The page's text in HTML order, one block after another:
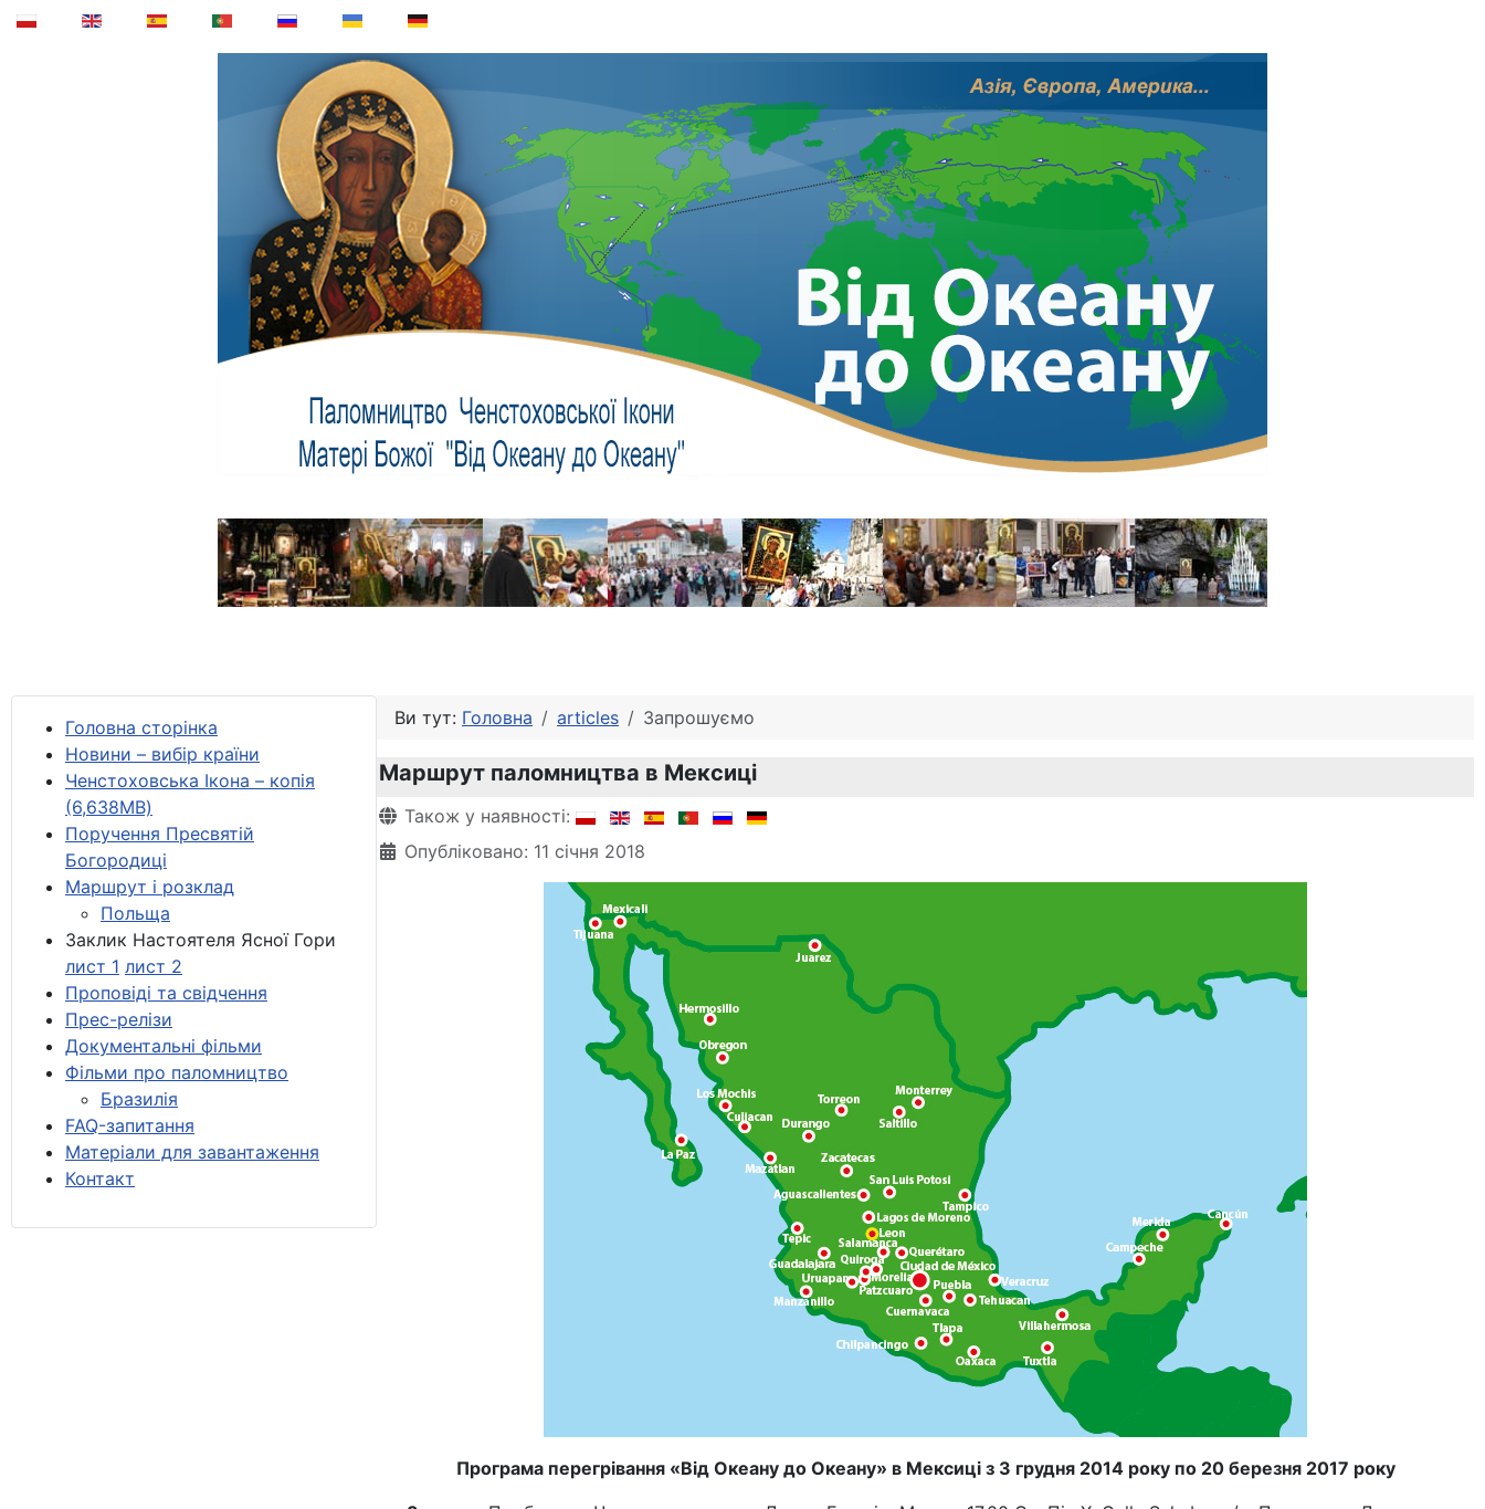
Головна сторінка
Новини – вибір країни
Ченстоховська Ікона – копія
(6,638MB)
Поручення Пресвятій
Богородиці
Маршрут і розклад
Польща
Заклик Настоятеля Ясної Гори
лист 1 лист 2
Проповіді та свідчення
Прес-релізи
Документальні фільми
Фільми про паломництво
Бразилія
FAQ-запитання
Матеріали для завантаження
Контакт
Ви тут: Головна articles Запрошуємо
Маршрут паломництва в Мексиці
Деталі
Також у наявності:
Опубліковано: 11 січня 2018
Програма перегрівання «Від Океану до Океану» в Мексиці з 3 грудня 2014 року по 20 березня 2017 року